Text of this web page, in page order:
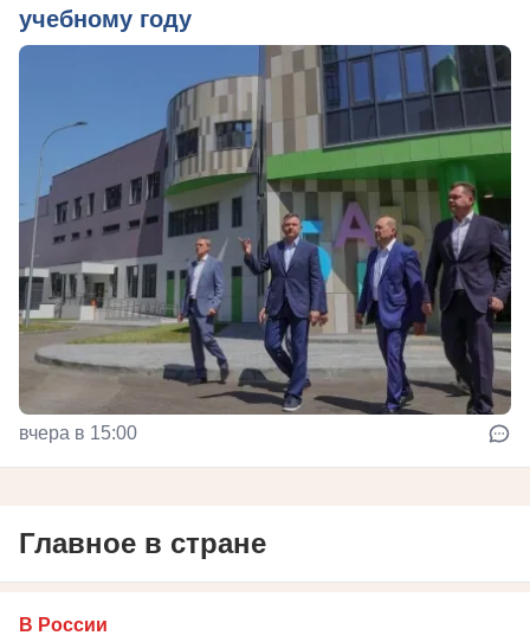
учебному году
вчера в 15:00
Главное в стране
В России